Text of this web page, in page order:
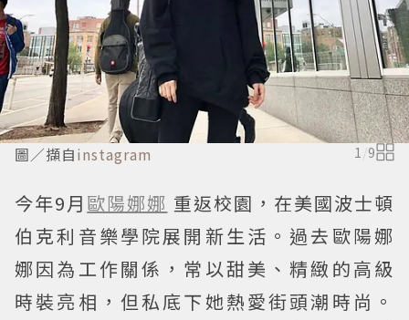
圖／擷自instagram 1/9
今年9月 歐陽娜娜 重返校園，在美國波士頓
伯克利音樂學院展開新生活。過去歐陽娜
娜因為工作關係，常以甜美、精緻的高級
時裝亮相，但私底下她熱愛街頭潮時尚。